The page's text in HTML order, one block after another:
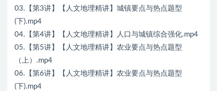
03.【第3讲】【人文地理精讲】城镇要点与热点题型
(下).mp4
04.【第4讲】【人文地理精讲】人口与城镇综合强化.mp4
05.【第5讲】【人文地理精讲】农业要点与热点题型
（上）.mp4
06.【第6讲】【人文地理精讲】农业要点与热点题型
(下).mp4